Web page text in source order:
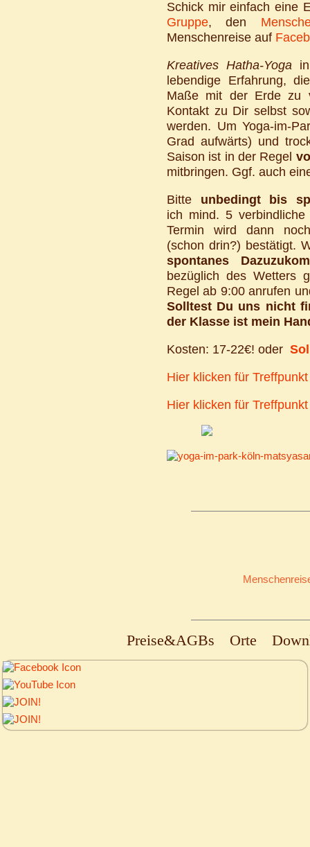
Schick mir einfach eine
Gruppe, den
Menschenreise auf
Kreatives Hatha-Yogain
lebendige Erfahrung,
Maße mit der Erde zu
Kontakt zu Dir selbst
werden. Um Yoga-im-
Grad aufwärts) und
Saison ist in der Regel
mitbringen. Ggf. auch
Bitte unbedingt bis
ich mind. 5
Termin wird dann
(schon drin?) bestätigt.
spontanes
bezüglich des Wetters
Regel ab 9:00 anrufen
Solltest Du uns nicht
der Klasse ist mein
Kosten: 17-22€! oder
Hier klicken für
Hier klicken für
Preise&AGBs Orte